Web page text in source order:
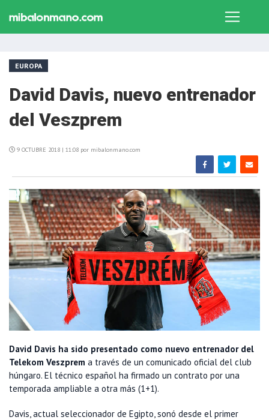
EUROPA
David Davis, nuevo entrenador
del Veszprem
9 OCTUBRE 2018 | 11:08 por mibalonmano.com
David Davis ha sido presentado como nuevo entrenador del
Telekom Veszprem a través de un comunicado oficial del club
húngaro. El técnico español ha firmado un contrato por una
temporada ampliable a otra más (1+1).
Davis, actual seleccionador de Egipto, sonó desde el primer